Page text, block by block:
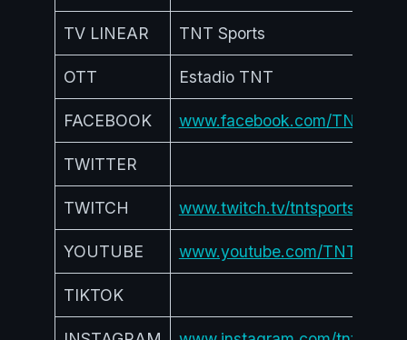
TV LINEAR TNT Sports
OTT Estadio TNT
FACEBOOK www.facebook.com/
TWITTER
TWITCH www.twitch.tv/tntsportscl
YOUTUBE www.youtube.com/
TIKTOK